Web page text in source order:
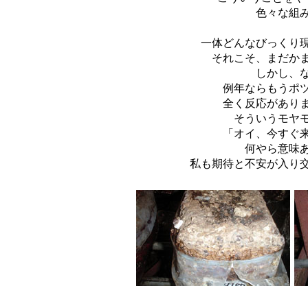
色々な組
一体どんなびっくり
それこそ、まだか
しかし、
例年ならもうポ
全く反応があり
そういうモヤ
「オイ、今すぐ
何やら意味
私も期待と不安が入り